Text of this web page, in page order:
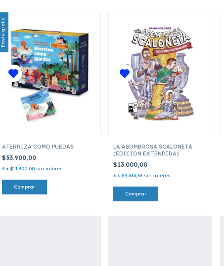
Envío gratis
ATERRIZA COMO PUEDAS
$33.900,00
3 x $11.300,00 sin interés
LA ASOMBROSA SCALONETA
(EDICION EXTENDIDA)
$13.000,00
3 x $4.333,33 sin interés